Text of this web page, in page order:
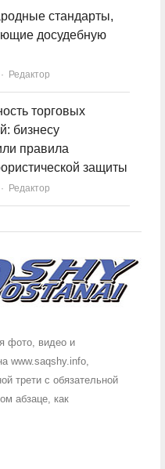
стандарты,
досудебную
Author
Редактор
торговых
бизнесу
правила
защиты
Author
Редактор
фото, видео и
www.saqshy.info,
трети с обязательной
абзаце, как